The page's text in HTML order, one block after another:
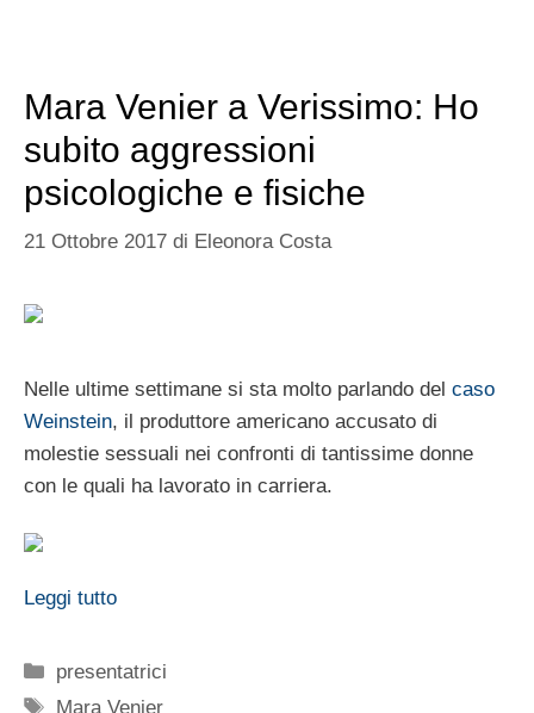
Mara Venier a Verissimo: Ho
subito aggressioni
psicologiche e fisiche
21 Ottobre 2017 di Eleonora Costa
Nelle ultime settimane si sta molto parlando del caso
Weinstein, il produttore americano accusato di
molestie sessuali nei confronti di tantissime donne
con le quali ha lavorato in carriera.
Leggi tutto
Categorie
presentatrici
Tag
Mara Venier